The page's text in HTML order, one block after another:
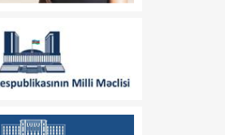
də
sənədi
yeni